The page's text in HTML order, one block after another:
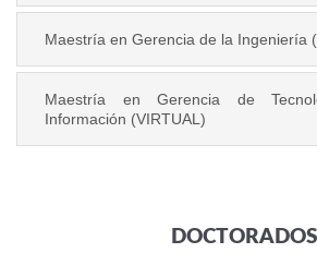
Maestría en Gerencia de la Ingeniería
Maestría en Gerencia de
Información (VIRTUAL)
DOCTORADOS